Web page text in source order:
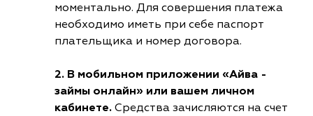
моментально. Для совершения платежа
необходимо иметь при себе паспорт
плательщика и номер договора.
2. В мобильном приложении «Айва -
займы онлайн» или вашем личном
кабинете. Средства зачисляются на счет